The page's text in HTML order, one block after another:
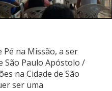
Pé na Missão, a ser
São Paulo Apóstolo /
na Cidade de São
ser uma